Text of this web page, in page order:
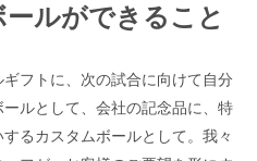
ルができること
フトに、次の試合に向けて自分
ルとして、会社の記念品に、特
るカスタムボールとして。我々